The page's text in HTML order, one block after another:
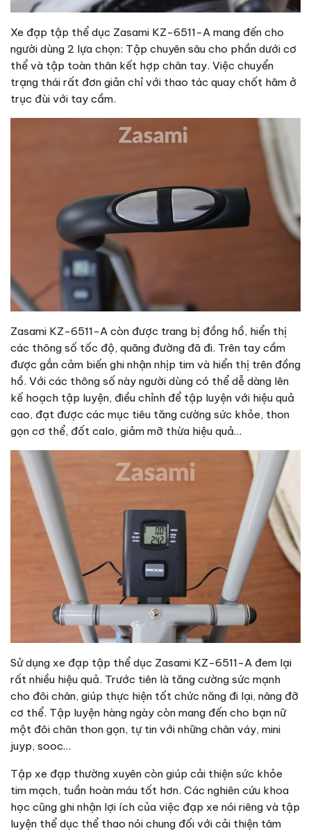
Xe đạp tập thể dục Zasami KZ-6511-A mang đến cho
người dùng 2 lựa chọn: Tập chuyên sâu cho phần dưới cơ
thể và tập toàn thân kết hợp chân tay. Việc chuyển
trạng thái rất đơn giản chỉ với thao tác quay chốt hãm ở
trục đùi với tay cầm.
Zasami KZ-6511-A còn được trang bị đồng hồ, hiển thị
các thông số tốc độ, quãng đường đã đi. Trên tay cầm
được gắn cảm biến ghi nhận nhịp tim và hiển thị trên đồng
hồ. Với các thông số này người dùng có thể dễ dàng lên
kế hoạch tập luyện, điều chỉnh để tập luyện với hiệu quả
cao, đạt được các mục tiêu tăng cường sức khỏe, thon
gọn cơ thể, đốt calo, giảm mỡ thừa hiệu quả…
Sử dụng xe đạp tập thể dục Zasami KZ-6511-A đem lại
rất nhiều hiệu quả. Trước tiên là tăng cường sức mạnh
cho đôi chân, giúp thực hiện tốt chức năng đi lại, nâng đỡ
cơ thể. Tập luyện hàng ngày còn mang đến cho bạn nữ
một đôi chân thon gọn, tự tin với những chân váy, mini
juyp, sooc…
Tập xe đạp thường xuyên còn giúp cải thiện sức khỏe
tim mạch, tuần hoàn máu tốt hơn. Các nghiên cứu khoa
học cũng ghi nhận lợi ích của việc đạp xe nói riêng và tập
luyện thể dục thể thao nói chung đối với cải thiện tâm